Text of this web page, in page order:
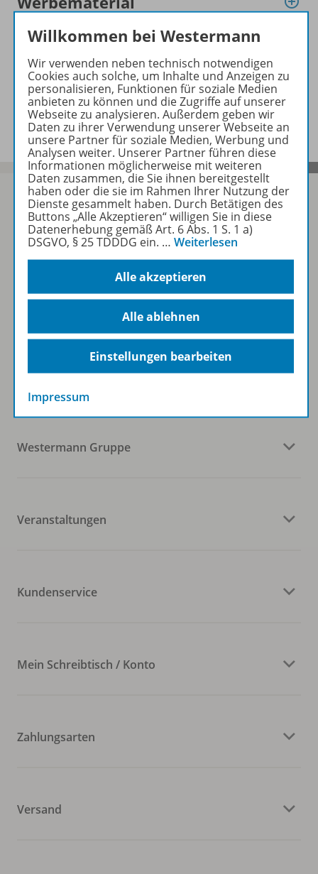
Empfehlungen der Redaktion
Benachrichtigungs-Service
Sofort profitieren
Zum Newsletter anmelden
Folgen Sie uns auf Social Media
Westermann Gruppe
Veranstaltungen
Kundenservice
Mein Schreibtisch / Konto
Zahlungsarten
Versand
Willkommen bei Westermann
Wir verwenden neben technisch notwendigen
Cookies auch solche, um Inhalte und Anzeigen zu
personalisieren, Funktionen für soziale Medien
anbieten zu können und die Zugriffe auf unserer
Webseite zu analysieren. Außerdem geben wir
Daten zu ihrer Verwendung unserer Webseite an
unsere Partner für soziale Medien, Werbung und
Analysen weiter. Unserer Partner führen diese
Informationen möglicherweise mit weiteren
Daten zusammen, die Sie ihnen bereitgestellt
haben oder die sie im Rahmen Ihrer Nutzung der
Dienste gesammelt haben. Durch Betätigen des
Buttons „Alle Akzeptieren“ willigen Sie in diese
Datenerhebung gemäß Art. 6 Abs. 1 S. 1 a)
DSGVO, § 25 TDDDG ein. … Weiterlesen
Alle akzeptieren
Alle ablehnen
Einstellungen bearbeiten
Impressum